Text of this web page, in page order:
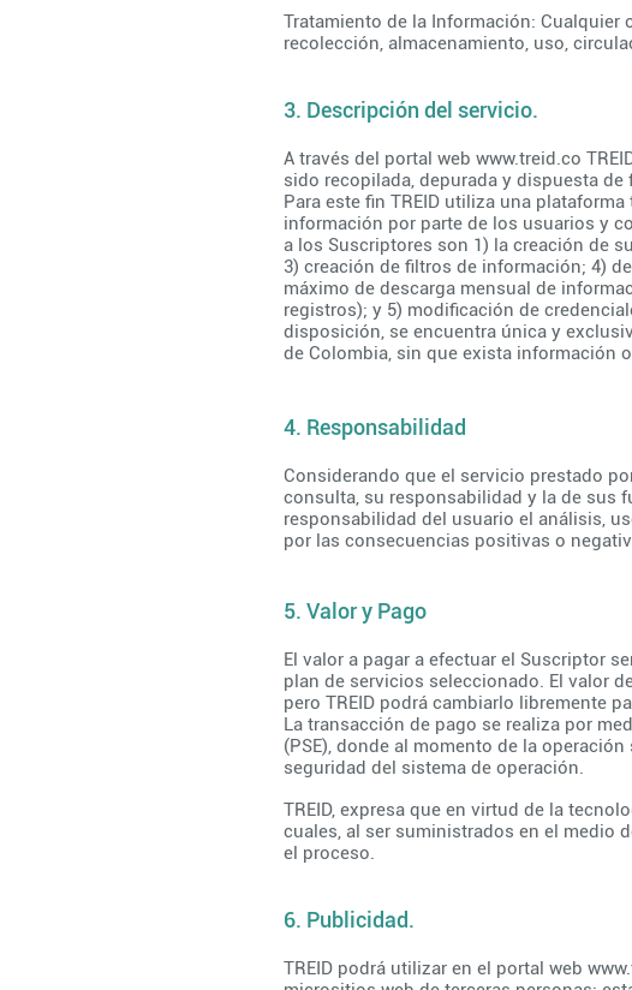
Tratamiento de la Información:
recolección, almacenamiento, uso,
3. Descripción del servicio.
A través del portal web www.treid.co
sido recopilada, depurada y dispuesta
Para este fin TREID utiliza una
información por parte de los usuarios y
a los Suscriptores son 1) la creación de
3) creación de filtros de información; 4)
máximo de descarga mensual de
registros); y 5) modificación de
disposición, se encuentra única y
de Colombia, sin que exista información
4. Responsabilidad
Considerando que el servicio prestado
consulta, su responsabilidad y la de sus
responsabilidad del usuario el análisis,
por las consecuencias positivas o
5. Valor y Pago
El valor a pagar a efectuar el Suscriptor
plan de servicios seleccionado. El valor
pero TREID podrá cambiarlo libremente
La transacción de pago se realiza por
(PSE), donde al momento de la
seguridad del sistema de operación.
TREID, expresa que en virtud de la
cuales, al ser suministrados en el medio
el proceso.
6. Publicidad.
TREID podrá utilizar en el portal web